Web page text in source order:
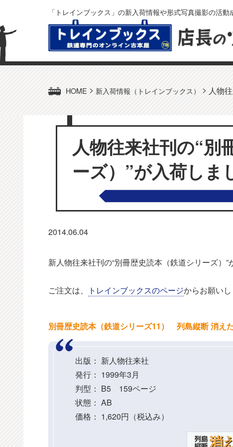
「トレインブックス」の新入荷情報や形式写真撮影の活動
HOME > 新入荷情報（トレインブックス） > 人物
人物往来社刊の“別
ーズ）”が入荷しま
2014.06.04
新人物往来社刊の“別冊歴史読本（鉄道シリーズ）”
ご注文は、 トレインブックスのページからお願いし
別冊歴史読本（鉄道シリーズ11） 列島縦断 消え
出版： 新人物往来社
発行： 1999年3月
判型： B5 159ページ
状態： AB
価格： 1,620円（税込み）